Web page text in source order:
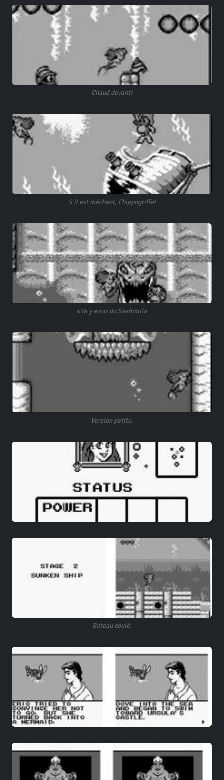
Chaud devant!
S'il est méchant, l'hippogriffe!
«Va y avoir du Sashimi!»
Version petite.
Bateau coulé.